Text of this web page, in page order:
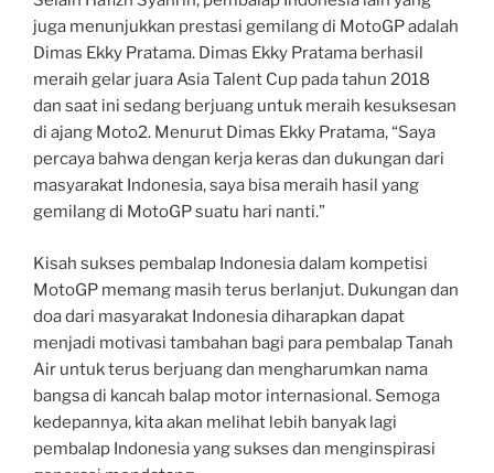
juga menunjukkan prestasi gemilang di MotoGP adalah
Dimas Ekky Pratama. Dimas Ekky Pratama berhasil
meraih gelar juara Asia Talent Cup pada tahun 2018
dan saat ini sedang berjuang untuk meraih kesuksesan
di ajang Moto2. Menurut Dimas Ekky Pratama, “Saya
percaya bahwa dengan kerja keras dan dukungan dari
masyarakat Indonesia, saya bisa meraih hasil yang
gemilang di MotoGP suatu hari nanti.”
Kisah sukses pembalap Indonesia dalam kompetisi
MotoGP memang masih terus berlanjut. Dukungan dan
doa dari masyarakat Indonesia diharapkan dapat
menjadi motivasi tambahan bagi para pembalap Tanah
Air untuk terus berjuang dan mengharumkan nama
bangsa di kancah balap motor internasional. Semoga
kedepannya, kita akan melihat lebih banyak lagi
pembalap Indonesia yang sukses dan menginspirasi